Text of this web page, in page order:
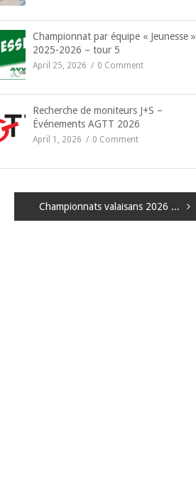
Championnat par équipe « Jeunesse »
2025-2026 – tour 5
April 25, 2026 0 Comment
Recherche de moniteurs J+S –
Événements AGTT 2026
April 1, 2026 0 Comment
Championnats valaisans 2026 – Articles et résultats